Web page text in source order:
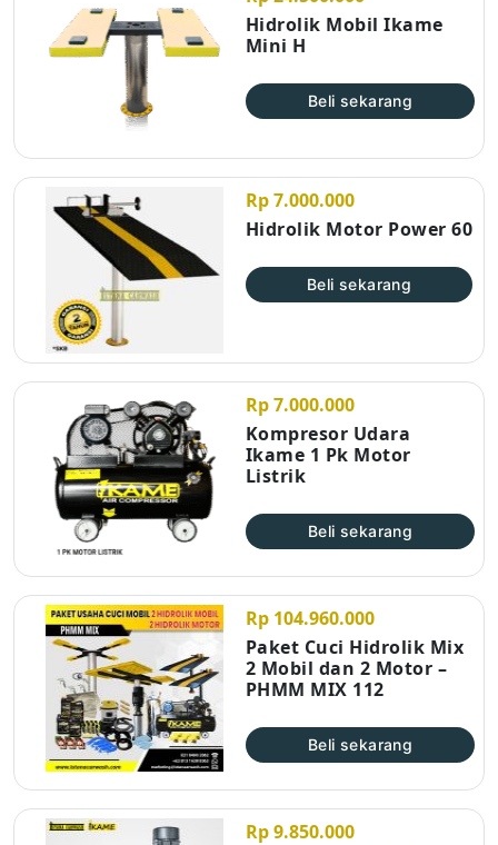
Hidrolik Mobil Ikame
Mini H
Beli sekarang
Rp 7.000.000
Hidrolik Motor Power 60
Beli sekarang
Rp 7.000.000
Kompresor Udara
Ikame 1 Pk Motor
Listrik
Beli sekarang
Rp 104.960.000
Paket Cuci Hidrolik Mix
2 Mobil dan 2 Motor –
PHMM MIX 112
Beli sekarang
Rp 9.850.000